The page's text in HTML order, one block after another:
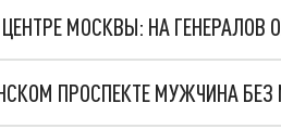
МОСКВЫ: НА